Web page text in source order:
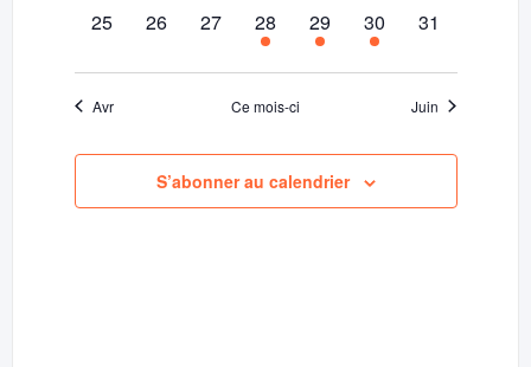
0
25
0
26
0
évènement,
27
1
évènement,
28
1
évènement,
29
1
évènement,
30
0
31
Avr Ce mois-ci Juin
S’abonner au calendrier